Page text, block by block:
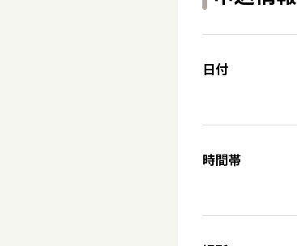
日付
時間帯